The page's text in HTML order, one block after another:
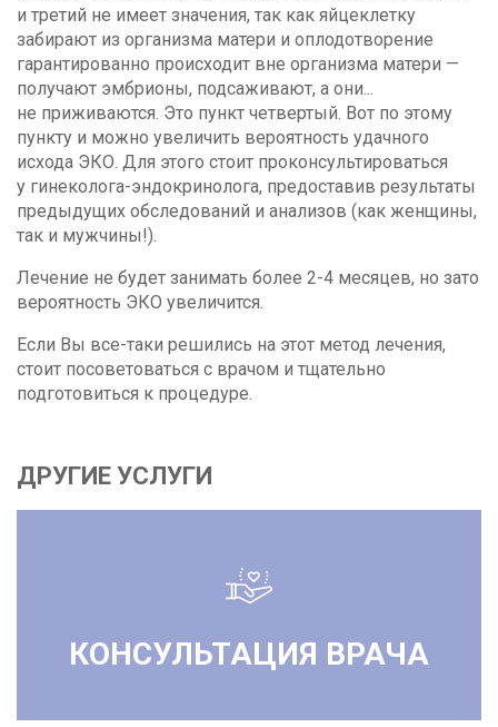
и третий не имеет значения, так как яйцеклетку
забирают из организма матери и оплодотворение
гарантированно происходит вне организма матери —
получают эмбрионы, подсаживают, а они...
не приживаются. Это пункт четвертый. Вот по этому
пункту и можно увеличить вероятность удачного
исхода ЭКО. Для этого стоит проконсультироваться
у гинеколога-эндокринолога, предоставив результаты
предыдущих обследований и анализов (как женщины,
так и мужчины!).
Лечение не будет занимать более 2-4 месяцев, но зато
вероятность ЭКО увеличится.
Если Вы все-таки решились на этот метод лечения,
стоит посоветоваться с врачом и тщательно
подготовиться к процедуре.
ДРУГИЕ УСЛУГИ
КОНСУЛЬТАЦИЯ ВРАЧА